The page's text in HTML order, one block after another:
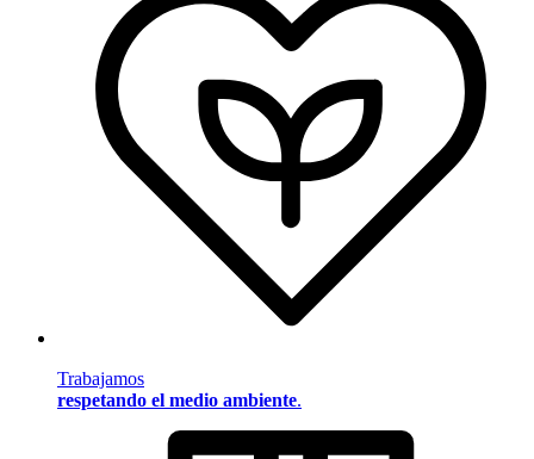
Trabajamos
respetando el medio ambiente.